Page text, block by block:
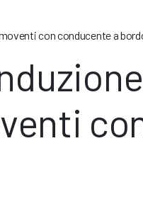
con conducente a